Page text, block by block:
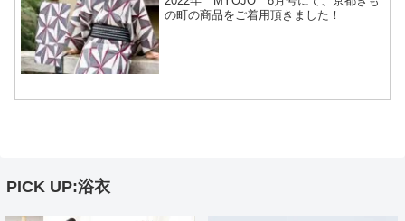
の町の商品をご着用頂きました！
PICK UP:浴衣